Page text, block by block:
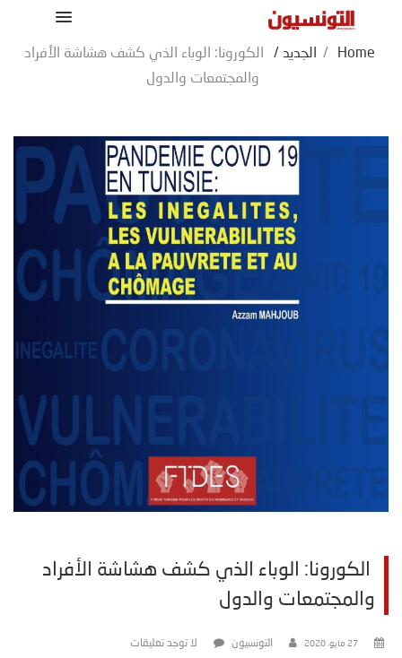
Home
/ الجديد /
الكورونا: الوباء الذي كشف هشاشة الأفراد
والمجتمعات والدول
الكورونا: الوباء الذي كشف هشاشة الأفراد
والمجتمعات والدول
27 مايو، 2020 التونسيون لا توجد تعليقات